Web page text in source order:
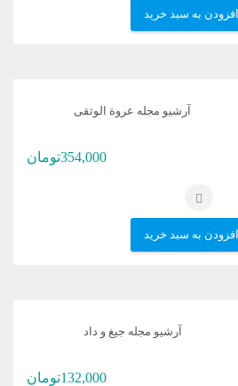
افزودن به سبد خرید
آرشیو مجله عروة الوثقی
354,000تومان
افزودن به سبد خرید
آرشیو مجله جیغ و داد
132,000تومان